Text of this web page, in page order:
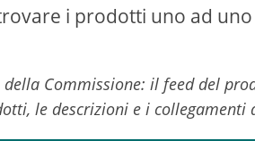
i prodotti uno ad uno
Commissione: il feed del
le descrizioni e i collegamenti